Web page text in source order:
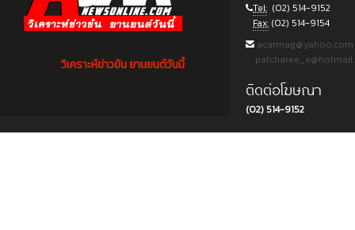
วิเคราะห์ข่าวข้น ยานยนต์วันนี้
Tel: (02) 514-9152
Fax: (02) 514-9154
acarmag@yahoo.com
ติดต่อโฆษณา
(02) 514-9152